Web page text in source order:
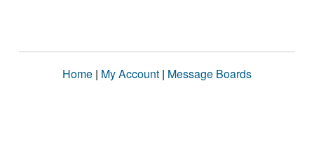
Home | My Account | Message Boards